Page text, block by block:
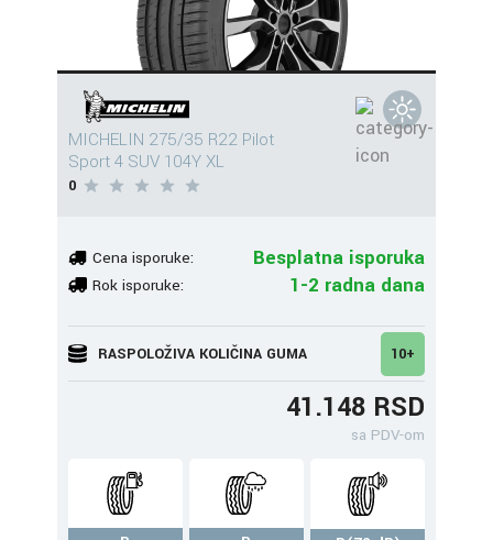
MICHELIN 275/35 R22 Pilot
Sport 4 SUV 104Y XL
0
Cena isporuke: Besplatna isporuka
Rok isporuke: 1-2 radna dana
RASPOLOŽIVA KOLIČINA GUMA 10+
41.148 RSD
sa PDV-om